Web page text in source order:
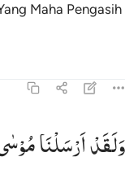
Maha Pengasih
ولقد ارسلنا موسى
وَلَقَدْ أَرْسَلْنَا مُوسَىٰ
وَلَقَدْاَرْسَلْنَا